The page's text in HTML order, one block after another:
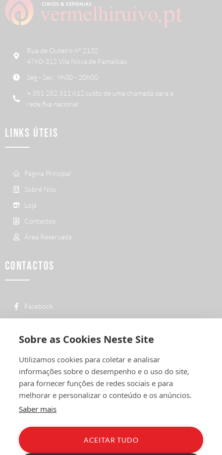
Sobre as Cookies Neste Site
Utilizamos cookies para coletar e analisar
informações sobre o desempenho e o uso do site,
para fornecer funções de redes sociais e para
melhorar e personalizar o conteúdo e os anúncios.
Saber mais
ACEITAR TUDO
Rua de Outeiro nº 2132
4760-312 Vila Nova de Famalicão
Seg - Sex : 9h00 - 20h00
+ 351 252 311 612 custo de uma chamada para a
rede fixa nacional
LINKS ÚTEIS
Página Principal
Sobré Nós
Loja
Contactos
Área Reservada
CONTACTOS
Facebook
nacional
Rua de Outeiro nº 2132
4760-312 Vila Nova de Famalicão